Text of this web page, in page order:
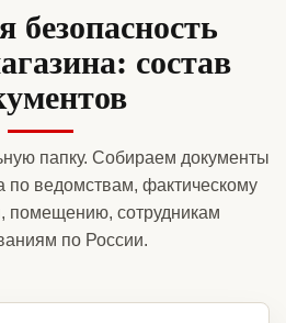
состав
папку. Собираем документы
по ведомствам, фактическому
помещению, сотрудникам
по России.